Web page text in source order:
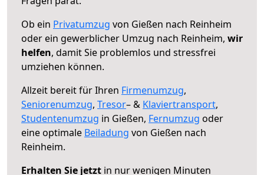
Ob ein Privatumzug von Gießen nach Reinheim
oder ein gewerblicher Umzug nach Reinheim, wir
helfen, damit Sie problemlos und stressfrei
umziehen können.
Allzeit bereit für Ihren Firmenumzug,
Seniorenumzug, Tresor– & Klaviertransport,
Studentenumzug in Gießen, Fernumzug oder
eine optimale Beiladung von Gießen nach
Reinheim.
Erhalten Sie jetzt in nur wenigen Minuten